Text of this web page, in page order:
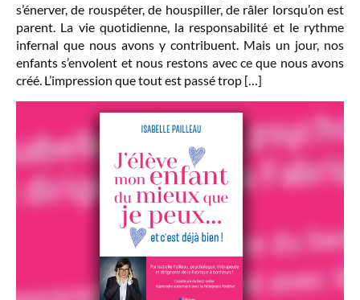
s’énerver, de rouspéter, de houspiller, de râler lorsqu’on est
parent. La vie quotidienne, la responsabilité et le rythme
infernal que nous avons y contribuent. Mais un jour, nos
enfants s’envolent et nous restons avec ce que nous avons
créé. L’impression que tout est passé trop […]